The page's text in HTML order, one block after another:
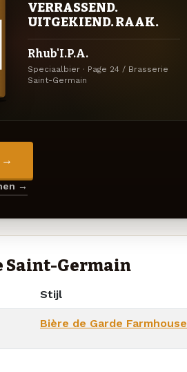
VERRASSEND.
UITGEKIEND. RAAK.
Rhub'I.P.A.
Speciaalbier · Page 24 / Brasserie
Saint-Germain
→
→
Saint-Germain
Stijl
Bière de Garde Farmhouse